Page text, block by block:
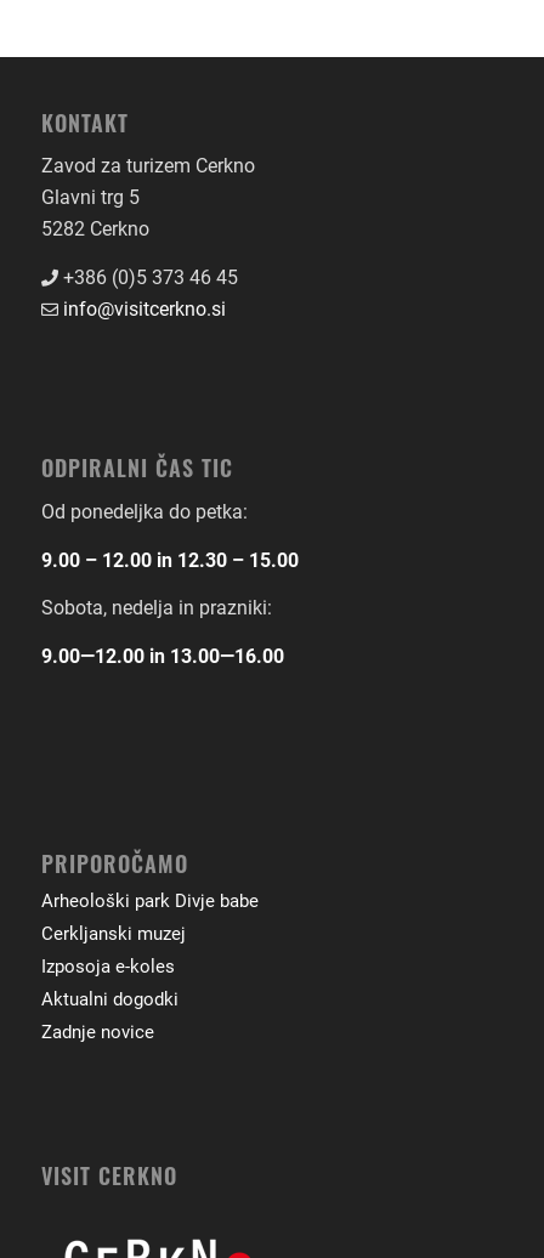
KONTAKT
Zavod za turizem Cerkno
Glavni trg 5
5282 Cerkno
+386 (0)5 373 46 45
info@visitcerkno.si
ODPIRALNI ČAS TIC
Od ponedeljka do petka:
9.00 – 12.00 in 12.30 – 15.00
Sobota, nedelja in prazniki:
9.00―12.00 in 13.00―16.00
PRIPOROČAMO
Arheološki park Divje babe
Cerkljanski muzej
Izposoja e-koles
Aktualni dogodki
Zadnje novice
VISIT CERKNO